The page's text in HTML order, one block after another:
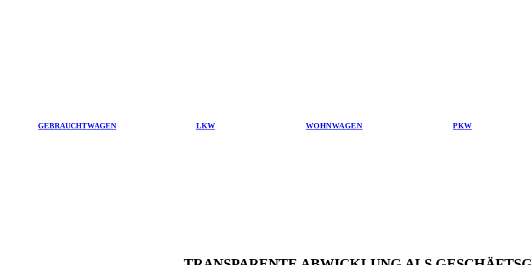
GEBRAUCHTWAGEN LKW WOHNWAGEN PKW